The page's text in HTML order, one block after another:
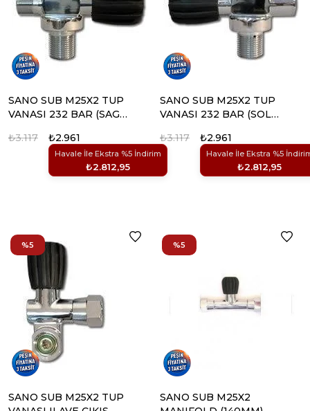
SANO SUB M25X2 TUP
VANASI 232 BAR (SAG
₺2.961
Havale İle Ekstra %5 İndirim
₺2.812,95
₺3.117
SANO SUB M25X2 TUP
VANASI 232 BAR (SOL
₺2.961
Havale İle Ekstra %5
₺2.812,95
₺3.117
SANO SUB M25X2 TUP
%5
SANO SUB M25X2
%5